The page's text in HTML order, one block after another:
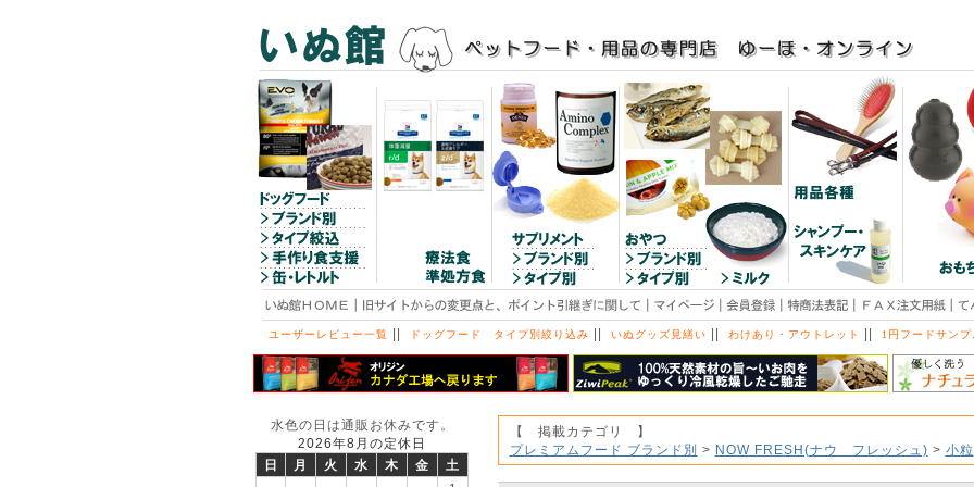
ユーザーレビュー一覧 || ドッグフード タイプ別絞り込み || いぬグッズ見繕い || わけあり・アウトレット || 1円フードサンプ
水色の日は通販お休みです。
2026年8月の定休日
日
月 火 水 木 金
土
【 掲載カテゴリ 】
プレミアムフード ブランド別 > NOW FRESH(ナウ フレッシュ) > 小粒